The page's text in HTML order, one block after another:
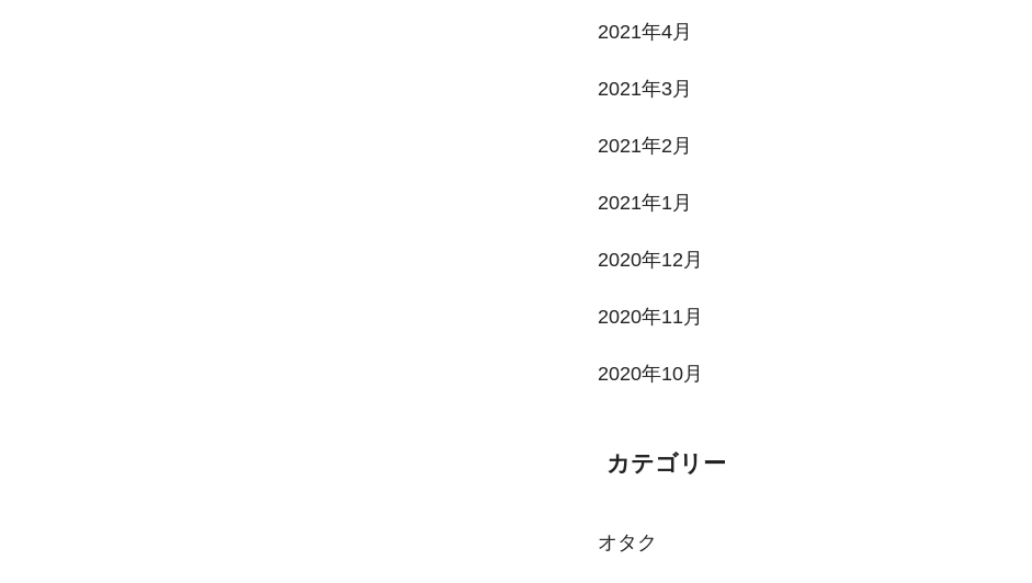
2021年4月
2021年3月
2021年2月
2021年1月
2020年12月
2020年11月
2020年10月
カテゴリー
オタク